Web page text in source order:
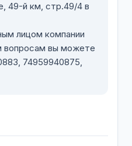
49-й км, стр.49/4 в
лицом компании
вы можете
74959940875,